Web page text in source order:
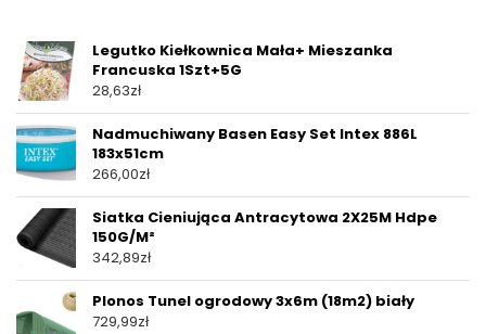
Legutko Kiełkownica Mała+ Mieszanka
Francuska 1Szt+5G
28,63zł
Nadmuchiwany Basen Easy Set Intex 886L
183x51cm
266,00zł
Siatka Cieniująca Antracytowa 2X25M Hdpe
150G/M²
342,89zł
Plonos Tunel ogrodowy 3x6m (18m2) biały
729,99zł